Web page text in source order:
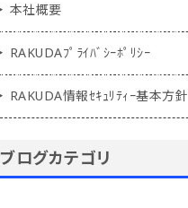
本社概要
RAKUDAﾌﾟﾗｲﾊﾞｼｰﾎﾟﾘｼｰ
RAKUDA情報ｾｷｭﾘﾃｨｰ基本方針
ブログカテゴリ